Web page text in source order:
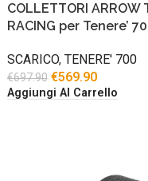
COLLETTORI ARROW
RACING per Tenere’
SCARICO, TENERE' 700
€697.90 €569.90
Aggiungi Al Carrello